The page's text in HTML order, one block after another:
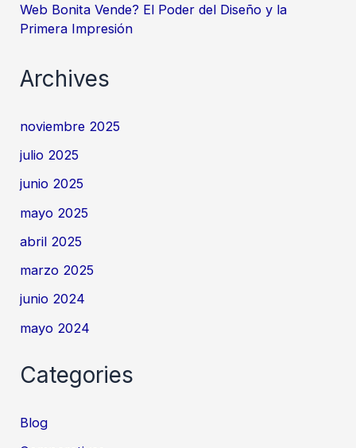
Web Bonita Vende? El Poder del Diseño y la
Primera Impresión
Archives
noviembre 2025
julio 2025
junio 2025
mayo 2025
abril 2025
marzo 2025
junio 2024
mayo 2024
Categories
Blog